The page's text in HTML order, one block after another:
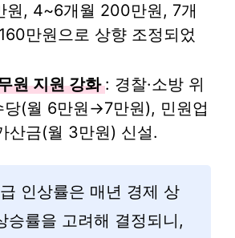
원, 4~6개월 200만원, 7개
만원으로 상향 조정되었
원 지원 강화 : 경찰·소방 위
당(월 6만원→7만원), 민원업
산금(월 3만원) 신설.
인상률은 매년 경제 상
승률을 고려해 결정되니,